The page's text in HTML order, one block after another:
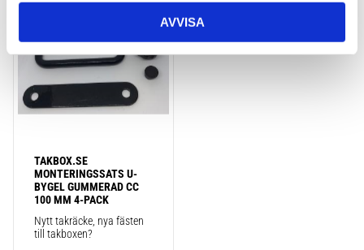
AVVISA
TAKBOX.SE
MONTERINGSSATS U-
BYGEL GUMMERAD CC
100 MM 4-PACK
Nytt takräcke, nya fästen
till takboxen?
Lägg till i favoriter